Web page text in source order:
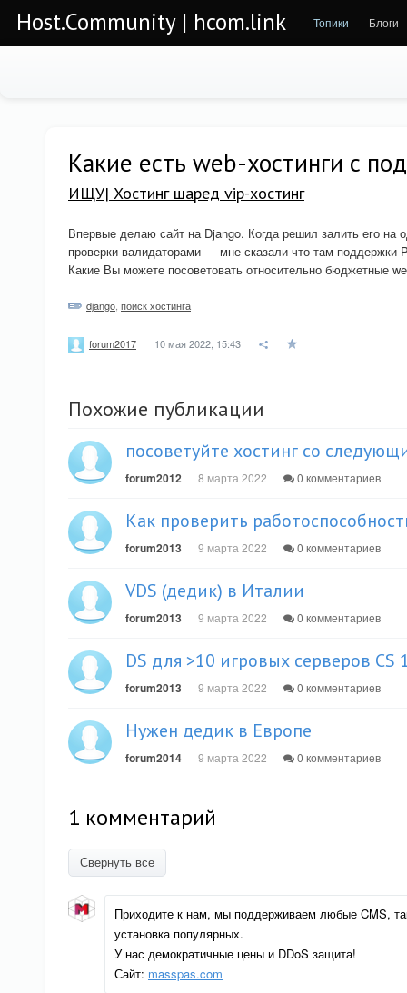
Host.Community | hcom.link Топики Блоги
Какие есть web-хостинги с
ИЩУ| Хостинг шаред vip-хостинг
Впервые делаю сайт на Django. Когда решил залить его на
проверки валидаторами — мне сказали что там поддержки
Какие Вы можете посоветовать относительно бюджетные
django поиск хостинга
forum2017 10 мая 2022, 15:43
Похожие публикации
посоветуйте хостинг со
forum2012 8 марта 2022 0 комментариев
Как проверить
forum2013 9 марта 2022 0 комментариев
VDS (дедик) в Италии
forum2013 9 марта 2022 0 комментариев
DS для >10 игровых серверов CS
forum2013 9 марта 2022 0 комментариев
Нужен дедик в Европе
forum2014 9 марта 2022 0 комментариев
1 комментарий
Свернуть все
Приходите к нам, мы поддерживаем любые CMS,
установка популярных.
У нас демократичные цены и DDoS защита!
Сайт: masspas.com